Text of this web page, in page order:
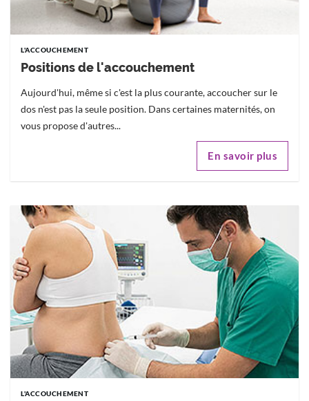
L'ACCOUCHEMENT
Positions de l'accouchement
Aujourd'hui, même si c'est la plus courante, accoucher sur le
dos n'est pas la seule position. Dans certaines maternités, on
vous propose d'autres...
En savoir plus
L'ACCOUCHEMENT